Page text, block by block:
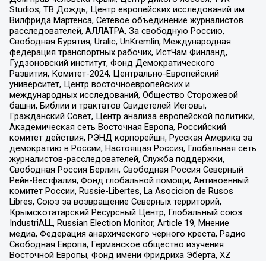
Studios, ТВ Дождь, Центр европейских исследований им
Вилфрида Мартенса, Сетевое объединение журналистов
расследователей, АЛЛАТРА, За свободную Россию,
Свободная Бурятия, Uralic, UnKremlin, Международная
федерация транспортных рабочих, ИстЧам Финланд,
Гудзоновский институт, Фонд Демократического
Развития, Комитет-2024, Центрально-Европейский
университет, Центр восточноевропейских и
международных исследований, Общество Сторожевой
башни, Библии и трактатов Свидетелей Иеговы,
Гражданский Совет, Центр анализа европейской политики,
Академическая сеть Восточная Европа, Российский
комитет действия, РЭНД корпорейшн, Русская Америка за
демократию в России, Настоящая Россия, Глобальная сеть
журналистов-расследователей, Служба поддержки,
Свободная Россия Берлин, Свободная Россия Северный
Рейн-Вестфалия, Фонд глобальной помощи, Антивоенный
комитет России, Russie-Libertes, La Asocicion de Rusos
Libres, Союз за возвращение Северных территорий,
Крымскотатарский Ресурсный Центр, Глобальный союз
IndustriALL, Russian Election Monitor, Article 19, Мнение
медиа, Федерация анархического черного креста, Радио
Свободная Европа, Германское общество изучения
Восточной Европы, Фонд имени Фридриха Эберта, XZ